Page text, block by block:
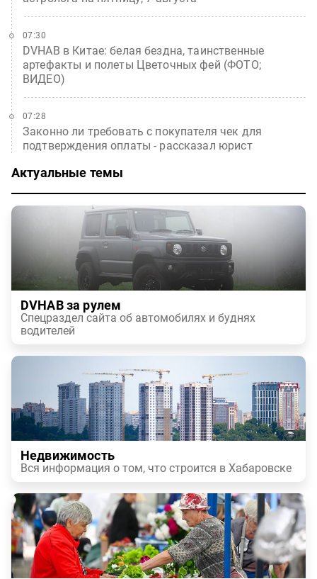
DVHAB в Китае: белая бездна, таинственные
артефакты и полеты Цветочных фей (ФОТО;
ВИДЕО)
07:30
Законно ли требовать с покупателя чек для
подтверждения оплаты - рассказал юрист
07:28
Актуальные темы
DVHAB за рулем
Спецраздел сайта об автомобилях и буднях
водителей
Недвижимость
Вся информация о том, что строится в Хабаровске